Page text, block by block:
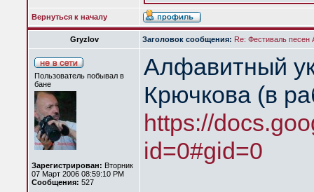
Вернуться к началу
Gryzlov Заголовок сообщения: Re: Фестиваль песен
Пользователь побывал в
бане
Зарегистрирован: Вторник
07 Март 2006 08:59:10 PM
Сообщения: 527
Алфавитный
Крючкова (в
https://
id=0#gid=0